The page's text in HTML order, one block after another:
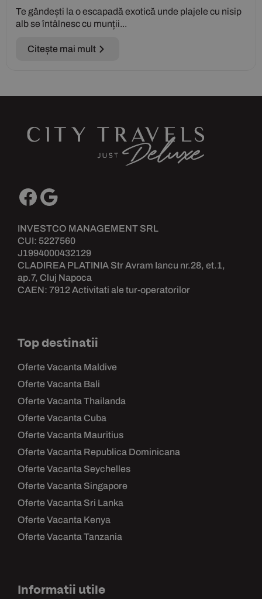
Te gândești la o escapadă exotică unde plajele cu nisip
alb se întâlnesc cu munții...
Citește mai mult
INVESTCO MANAGEMENT SRL
CUI: 5227560
J1994000432129
CLADIREA PLATINIA Str Avram Iancu nr.28, et.1,
ap.7, Cluj Napoca
CAEN: 7912 Activitati ale tur-operatorilor
Top destinatii
Oferte Vacanta Maldive
Oferte Vacanta Bali
Oferte Vacanta Thailanda
Oferte Vacanta Cuba
Oferte Vacanta Mauritius
Oferte Vacanta Republica Dominicana
Oferte Vacanta Seychelles
Oferte Vacanta Singapore
Oferte Vacanta Sri Lanka
Oferte Vacanta Kenya
Oferte Vacanta Tanzania
Informatii utile